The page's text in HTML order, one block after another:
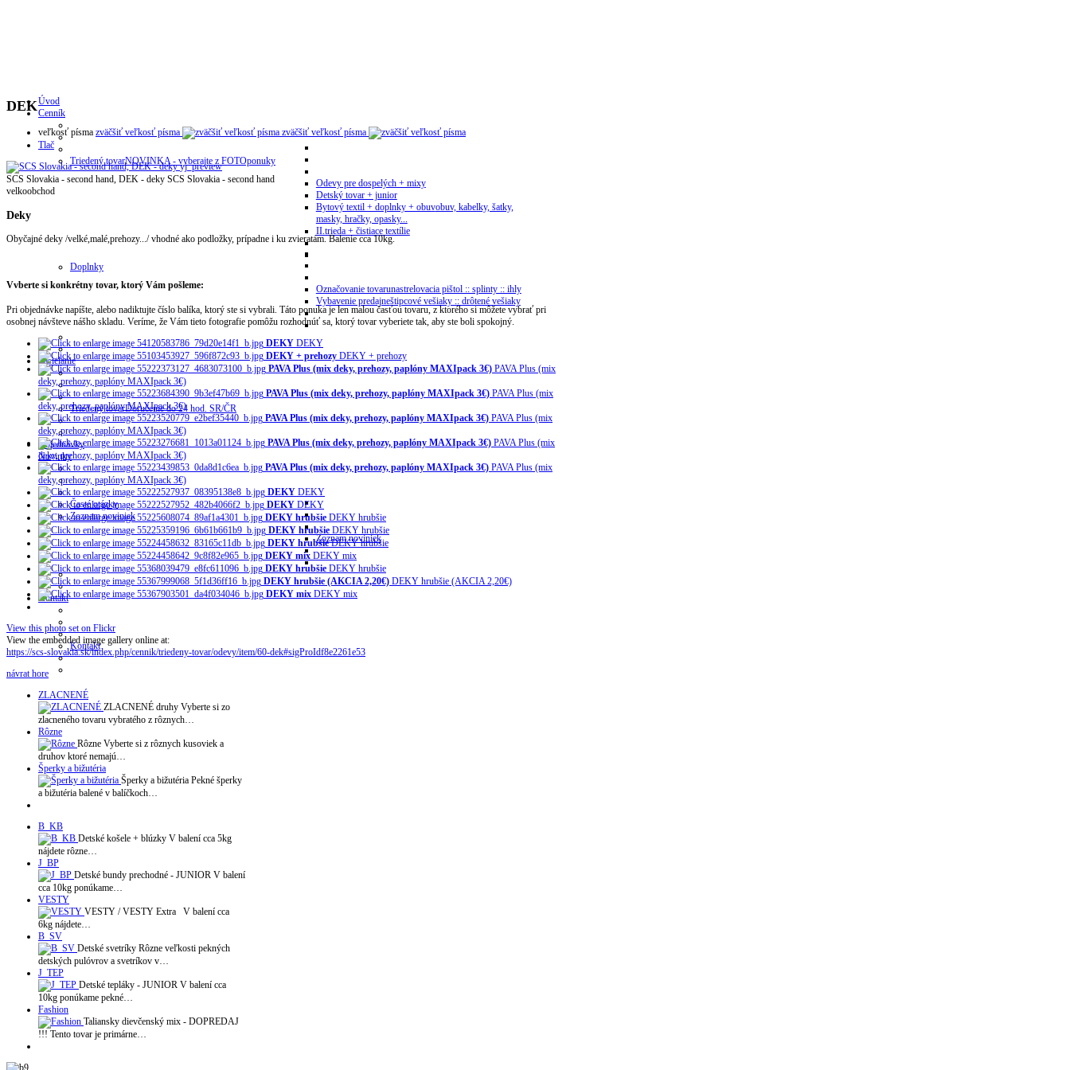
Úvod
Cenník
Triedený tovarNOVINKA - vyberajte z FOTOponuky
Odevy pre dospelých + mixy
Detský tovar + junior
Bytový textil + doplnky + obuvobuv, kabelky, šatky,
masky, hračky, opasky...
II.trieda + čistiace textílie
Doplnky
Označovanie tovarunastrelovacia pištol :: splinty :: ihly
Vybavenie predajneštipcové vešiaky :: drôtené vešiaky
Zasielanie
Triedený tovarDoručenie do 24 hod. SR/ČR
Objednávky
Novinky
Časté otázky
Zoznam noviniek
Zoznam noviniek
Kontakt
Kontakt
DEK
veľkosť písma zväčšiť veľkosť písma
zväčšiť veľkosť písma
Tlač
yj_preview
SCS Slovakia - second hand, DEK - deky SCS Slovakia - second hand
velkoobchod
Deky
Obyčajné deky /velké,malé,prehozy.../ vhodné ako podložky, prípadne i ku zvieratám. Balenie cca 10kg.
Vvberte si konkrétny tovar, ktorý Vám pošleme:
Pri objednávke napíšte, alebo nadiktujte číslo balíka, ktorý ste si vybrali. Táto ponuka je len malou časťou tovaru, z ktorého si môžete vybrať pri
osobnej návšteve nášho skladu. Veríme, že Vám tieto fotografie pomôžu rozhodnúť sa, ktorý tovar vyberiete tak, aby ste boli spokojný.
DEKY DEKY
DEKY + prehozy DEKY + prehozy
PAVA Plus (mix deky, prehozy, paplóny MAXIpack 3€) PAVA Plus (mix
deky, prehozy, paplóny MAXIpack 3€)
PAVA Plus (mix deky, prehozy, paplóny MAXIpack 3€) PAVA Plus (mix
deky, prehozy, paplóny MAXIpack 3€)
PAVA Plus (mix deky, prehozy, paplóny MAXIpack 3€) PAVA Plus (mix
deky, prehozy, paplóny MAXIpack 3€)
PAVA Plus (mix deky, prehozy, paplóny MAXIpack 3€) PAVA Plus (mix
deky, prehozy, paplóny MAXIpack 3€)
PAVA Plus (mix deky, prehozy, paplóny MAXIpack 3€) PAVA Plus (mix
deky, prehozy, paplóny MAXIpack 3€)
DEKY DEKY
DEKY DEKY
DEKY hrubšie DEKY hrubšie
DEKY hrubšie DEKY hrubšie
DEKY hrubšie DEKY hrubšie
DEKY mix DEKY mix
DEKY hrubšie DEKY hrubšie
DEKY hrubšie (AKCIA 2,20€) DEKY hrubšie (AKCIA 2,20€)
DEKY mix DEKY mix
View this photo set on Flickr
View the embedded image gallery online at:
https://scs-slovakia.sk/index.php/cennik/triedeny-tovar/odevy/item/60-dek#sigProIdf8e2261e53
návrat hore
ZLACNENÉ
ZLACNENÉ druhy Vyberte si zo
zlacneného tovaru vybratého z rôznych…
Rôzne
Rôzne Vyberte si z rôznych kusoviek a
druhov ktoré nemajú…
Šperky a bižutéria
Šperky a bižutéria Pekné šperky
a bižutéria balené v balíčkoch…
B_KB
Detské košele + blúzky V balení cca 5kg
nájdete rôzne…
J_BP
Detské bundy prechodné - JUNIOR V balení
cca 10kg ponúkame…
VESTY
VESTY / VESTY Extra V balení cca
6kg nájdete…
B_SV
Detské svetríky Rôzne veľkosti pekných
detských pulóvrov a svetríkov v…
J_TEP
Detské tepláky - JUNIOR V balení cca
10kg ponúkame pekné…
Fashion
Taliansky dievčenský mix - DOPREDAJ
!!! Tento tovar je primárne…